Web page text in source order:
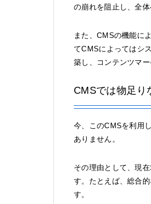
の崩れを阻止し、全
また、CMSの機能に
てCMSによってはシ
築し、コンテンツマ
CMSでは物足り
今、このCMSを利用
ありません。
その理由として、現
す。たとえば、総合
す。